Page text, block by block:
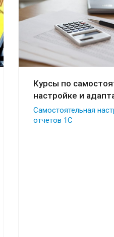
Курсы по
настройке и
Самостоятельная
отчетов 1С